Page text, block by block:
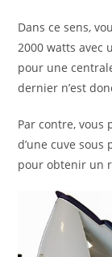
Dans ce sens,
2000 watts avec
pour une
dernier n’est
Par contre, vous
d’une cuve sous
pour obtenir un